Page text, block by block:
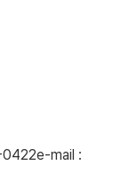
0422e-mail :